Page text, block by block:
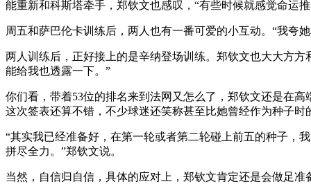
能重新和科斯塔牵手，郑钦文也感叹，“有些时候就感觉命运
周五和萨巴伦卡训练后，两人也有一番可爱的小互动。“我夸
两人训练后，正好接上的是辛纳登场训练。郑钦文也大大方
能给我也透露一下。”
你们看，带着53位的排名来到法网又怎么了，郑钦文还是在
这次签表还算不错，不少球迷还笑称甚至比她曾经作为种子时
“其实我已经准备好，在第一轮或者第二轮碰上前五的种子，
拼尽全力。”郑钦文说。
当然，自信归自信，具体的应对上，郑钦文肯定还是会做足